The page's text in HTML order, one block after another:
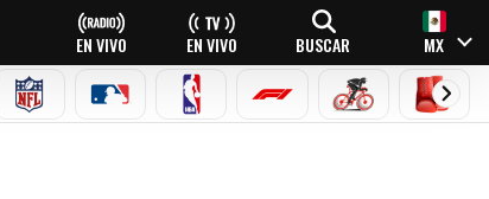
EN VIVO EN VIVO BUSCAR MX
NFL MLB NBA FÓRMULA 1CICLISMOBOXEO